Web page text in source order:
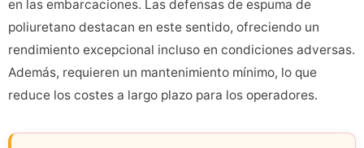
en las embarcaciones. Las defensas de espuma de
poliuretano destacan en este sentido, ofreciendo un
rendimiento excepcional incluso en condiciones adversas.
Además, requieren un mantenimiento mínimo, lo que
reduce los costes a largo plazo para los operadores.